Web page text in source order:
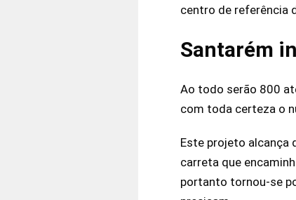
centro de referência
Santarém
Ao todo serão 800
com toda certeza o
Este projeto alcança
carreta que
portanto tornou-se